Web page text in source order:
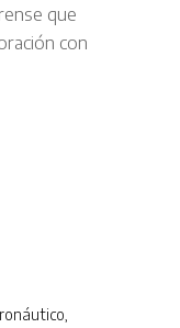
que
con